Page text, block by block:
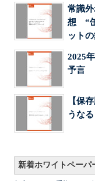
常識
想 “
ット
2025
予言
【保
うなる
新着ホワイトペーパ